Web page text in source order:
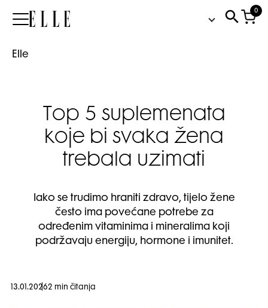
Elle
0
Elle
Top 5 suplemenata
koje bi svaka žena
trebala uzimati
Iako se trudimo hraniti zdravo, tijelo žene
često ima povećane potrebe za
određenim vitaminima i mineralima koji
podržavaju energiju, hormone i imunitet.
13.01.20262 min čitanja